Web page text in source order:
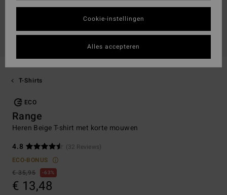
T-Shirts
ECO
Range
Heren Beige T-shirt met korte mouwen
4.8
(32 Reviews)
ECO-BONUS
€ 35,95
63%
€ 13,48
Cookie-instellingen
Alles accepteren